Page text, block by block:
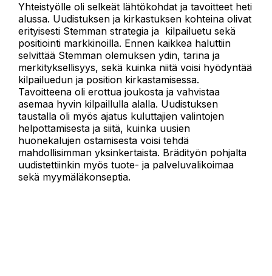
Yhteistyölle oli selkeät lähtökohdat ja tavoitteet heti
alussa. Uudistuksen ja kirkastuksen kohteina olivat
erityisesti Stemman strategia ja kilpailuetu sekä
positiointi markkinoilla. Ennen kaikkea haluttiin
selvittää Stemman olemuksen ydin, tarina ja
merkityksellisyys, sekä kuinka niitä voisi hyödyntää
kilpailuedun ja position kirkastamisessa.
Tavoitteena oli erottua joukosta ja vahvistaa
asemaa hyvin kilpaillulla alalla. Uudistuksen
taustalla oli myös ajatus kuluttajien valintojen
helpottamisesta ja siitä, kuinka uusien
huonekalujen ostamisesta voisi tehdä
mahdollisimman yksinkertaista. Brädityön pohjalta
uudistettiinkin myös tuote- ja palveluvalikoimaa
sekä myymäläkonseptia.